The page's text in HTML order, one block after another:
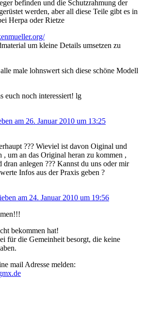
befinden und die Schutzrahmung der
werden, aber all diese Teile gibt es in
Herpa oder Rietze
um kleine Details umsetzen zu
male lohnswert sich diese schöne Modell
euch noch interessiert! lg
am 26. Januar 2010 um 13:25
??? Wieviel ist davon Oiginal und
, um an das Original heran zu kommen ,
dran anlegen ??? Kannst du uns oder mir
Infos aus der Praxis geben ?
am 24. Januar 2010 um 19:56
bekommen hat!
für die Gemeinheit besorgt, die keine
mail Adresse melden: